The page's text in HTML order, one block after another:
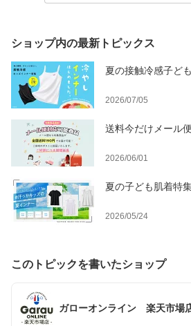
児 キッズ 下着 女の子 12
児 キッズ 下着 女の
ショップ内の最新トピックス
夏の接触冷感子ど
2026/07/05
送料今だけメール
2026/06/01
夏の子ども肌着特
2026/05/24
このトピックを書いたショップ
ガローオンライン 楽天市場